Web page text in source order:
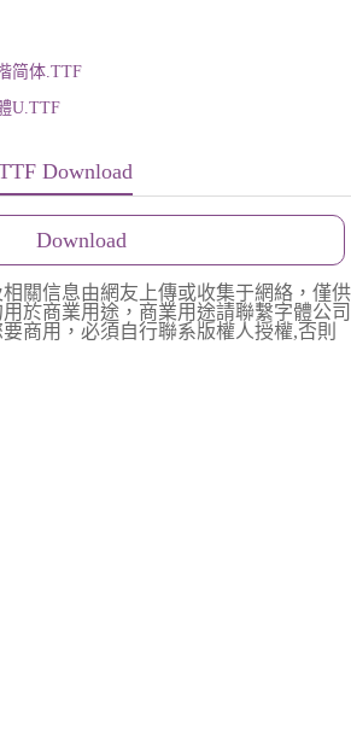
简体.TTF
U.TTF
Download
Download
關信息由網友上傳或收集于網絡，僅供
於商業用途，商業用途請聯繫字體公司
商用，必須自行聯系版權人授權,否則